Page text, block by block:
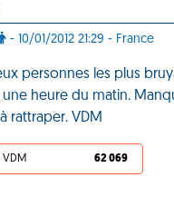
- 10/01/2012 21:29 - France
personnes les plus
une heure du matin.
rattraper. VDM
VDM 62 069